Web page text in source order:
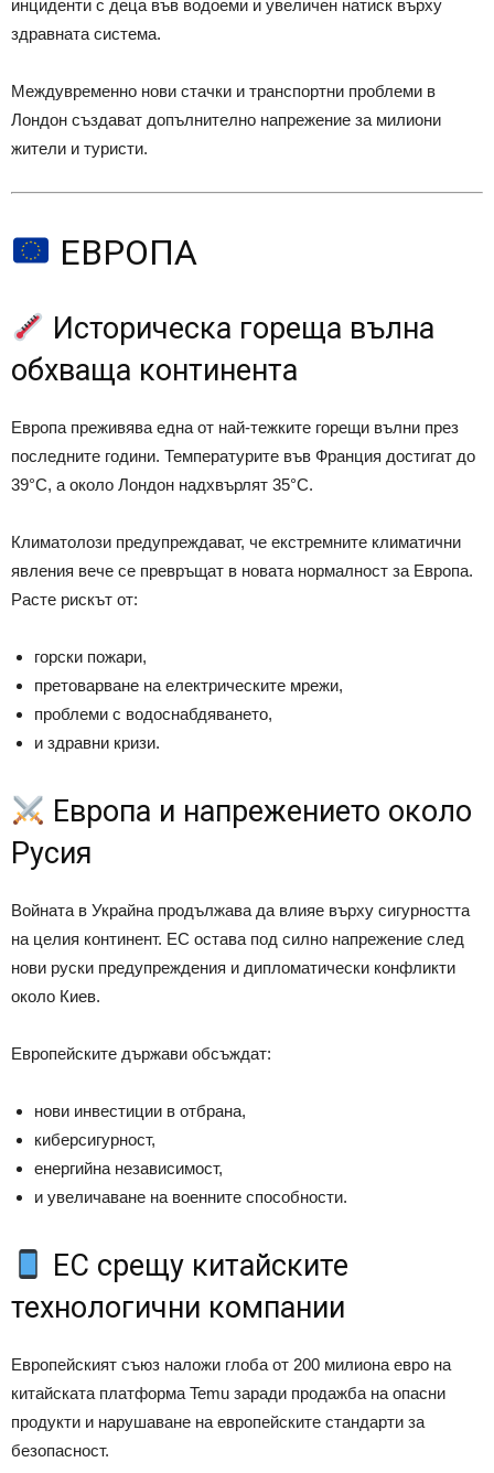
инциденти с деца във водоеми и увеличен натиск върху
здравната система.
Междувременно нови стачки и транспортни проблеми в
Лондон създават допълнително напрежение за милиони
жители и туристи.
ЕВРОПА
Историческа гореща вълна
обхваща континента
Европа преживява една от най-тежките горещи вълни през
последните години. Температурите във Франция достигат до
39°C, а около Лондон надхвърлят 35°C.
Климатолози предупреждават, че екстремните климатични
явления вече се превръщат в новата нормалност за Европа.
Расте рискът от:
горски пожари,
претоварване на електрическите мрежи,
проблеми с водоснабдяването,
и здравни кризи.
Европа и напрежението около
Русия
Войната в Украйна продължава да влияе върху сигурността
на целия континент. ЕС остава под силно напрежение след
нови руски предупреждения и дипломатически конфликти
около Киев.
Европейските държави обсъждат:
нови инвестиции в отбрана,
киберсигурност,
енергийна независимост,
и увеличаване на военните способности.
ЕС срещу китайските
технологични компании
Европейският съюз наложи глоба от 200 милиона евро на
китайската платформа Temu заради продажба на опасни
продукти и нарушаване на европейските стандарти за
безопасност.